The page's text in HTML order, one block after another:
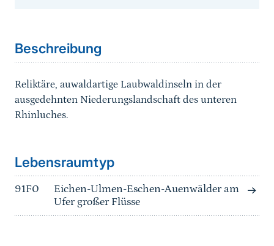
Beschreibung
Reliktäre, auwaldartige Laubwaldinseln in der
ausgedehnten Niederungslandschaft des unteren
Rhinluches.
Lebensraumtyp
91F0
Eichen-Ulmen-Eschen-Auenwälder am
Ufer großer Flüsse